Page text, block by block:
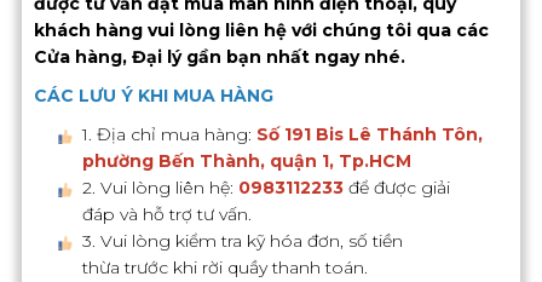
khách hàng vui lòng liên hệ với chúng tôi qua các
Cửa hàng, Đại lý gần bạn nhất ngay nhé.
CÁC LƯU Ý KHI MUA HÀNG
1. Địa chỉ mua hàng: Số 191 Bis Lê Thánh Tôn,
phường Bến Thành, quận 1, Tp.HCM
2. Vui lòng liên hệ: 0983112233để được giải
đáp và hỗ trợ tư vấn.
3. Vui lòng kiểm tra kỹ hóa đơn, số tiền
thừa trước khi rời quầy thanh toán.